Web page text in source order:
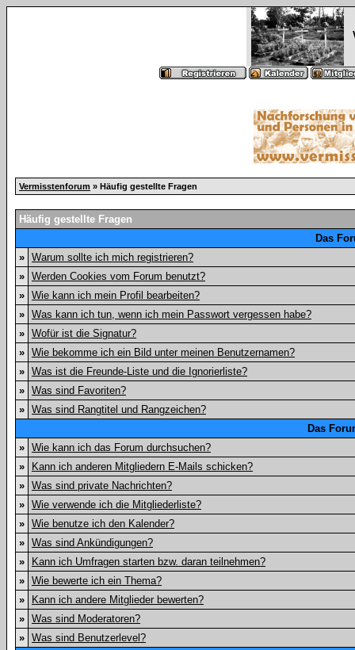
Vermisstenforum » Häufig gestellte Fragen
Häufig gestellte Fragen
Das
» Warum sollte ich mich registrieren?
» Werden Cookies vom Forum benutzt?
» Wie kann ich mein Profil bearbeiten?
» Was kann ich tun, wenn ich mein Passwort vergessen habe?
» Wofür ist die Signatur?
» Wie bekomme ich ein Bild unter meinen Benutzernamen?
» Was ist die Freunde-Liste und die Ignorierliste?
» Was sind Favoriten?
» Was sind Rangtitel und Rangzeichen?
Das
» Wie kann ich das Forum durchsuchen?
»
Kann ich anderen Mitgliedern E-Mails schicken?
» Was sind private Nachrichten?
» Wie verwende ich die Mitgliederliste?
» Wie benutze ich den Kalender?
» Was sind Ankündigungen?
»
Kann ich Umfragen starten bzw. daran teilnehmen?
» Wie bewerte ich ein Thema?
»
Kann ich andere Mitglieder bewerten?
» Was sind Moderatoren?
» Was sind Benutzerlevel?